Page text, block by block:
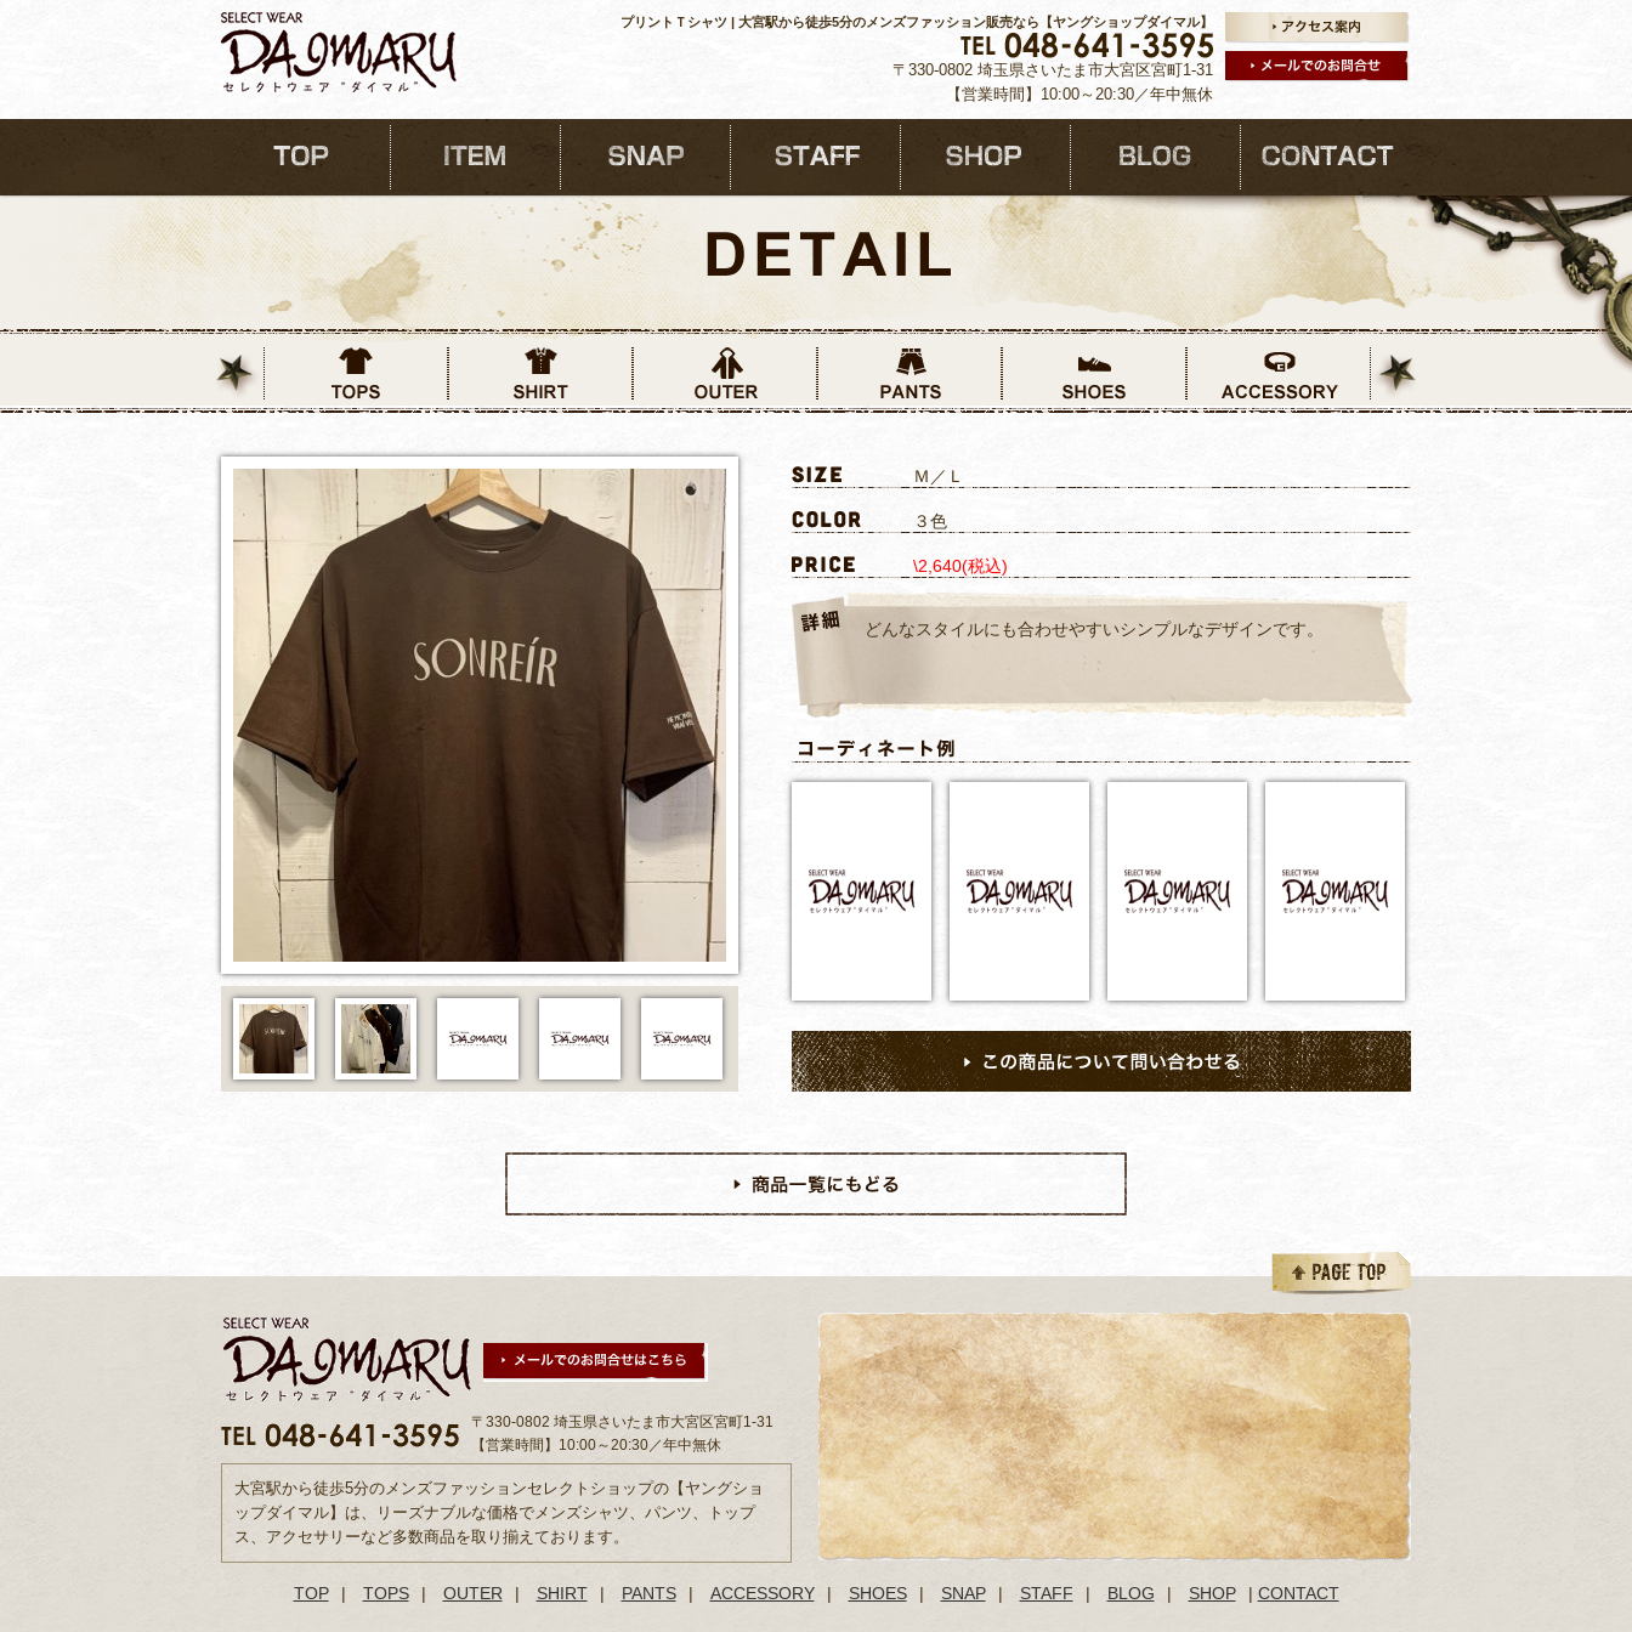
プリントＴシャツ | 大宮駅から徒歩5分のメンズファッション販売なら【ヤングショップダイマル】
〒330-0802 埼玉県さいたま市大宮区宮町1-31
【営業時間】10:00～20:30／年中無休
Ｍ／Ｌ
３色
\2,640(税込)
どんなスタイルにも合わせやすいシンプルなデザインです。
〒330-0802 埼玉県さいたま市大宮区宮町1-31
【営業時間】10:00～20:30／年中無休
大宮駅から徒歩5分のメンズファッションセレクトショップの【ヤングショ
ップダイマル】は、リーズナブルな価格でメンズシャツ、パンツ、トップ
ス、アクセサリーなど多数商品を取り揃えております。
TOP | TOPS | OUTER | SHIRT | PANTS | ACCESSORY | SHOES | SNAP | STAFF | BLOG | SHOP | CONTACT